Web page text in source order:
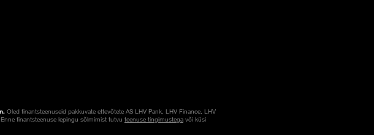
Oled finantsteenuseid pakkuvate ettevõtete AS LHV Pank, LHV Finance, LHV
finantsteenuse lepingu sõlmimist tutvu teenuse tingimustega või küsi